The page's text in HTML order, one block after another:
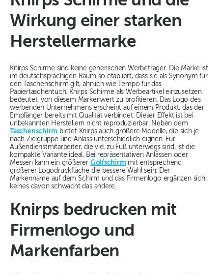
Wirkung einer starken
Herstellermarke
Knirps Schirme sind keine generischen Werbeträger. Die Marke ist
im deutschsprachigen Raum so etabliert, dass sie als Synonym für
den Taschenschirm gilt, ähnlich wie Tempo für das
Papiertaschentuch. Knirps Schirme als Werbeartikel einzusetzen
bedeutet, von diesem Markenwert zu profitieren. Das Logo des
werbenden Unternehmens erscheint auf einem Produkt, das der
Empfänger bereits mit Qualität verbindet. Dieser Effekt ist bei
unbekannten Herstellern nicht reproduzierbar. Neben dem
Taschenschirm bietet Knirps auch größere Modelle, die sich je
nach Zielgruppe und Anlass unterschiedlich eignen. Für
Außendienstmitarbeiter, die viel zu Fuß unterwegs sind, ist die
kompakte Variante ideal. Bei repräsentativen Anlässen oder
Messen kann ein größerer Golfschirm mit entsprechend
größerer Logodruckfläche die bessere Wahl sein. Der
Markenname auf dem Schirm und das Firmenlogo ergänzen sich,
keines davon schwächt das andere.
Knirps bedrucken mit
Firmenlogo und
Markenfarben